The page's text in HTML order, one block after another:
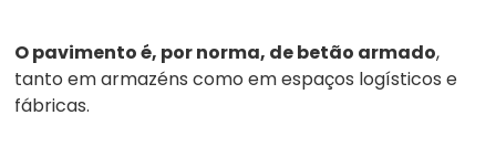
O pavimento é, por norma, de betão armado,
tanto em armazéns como em espaços logísticos e
fábricas.